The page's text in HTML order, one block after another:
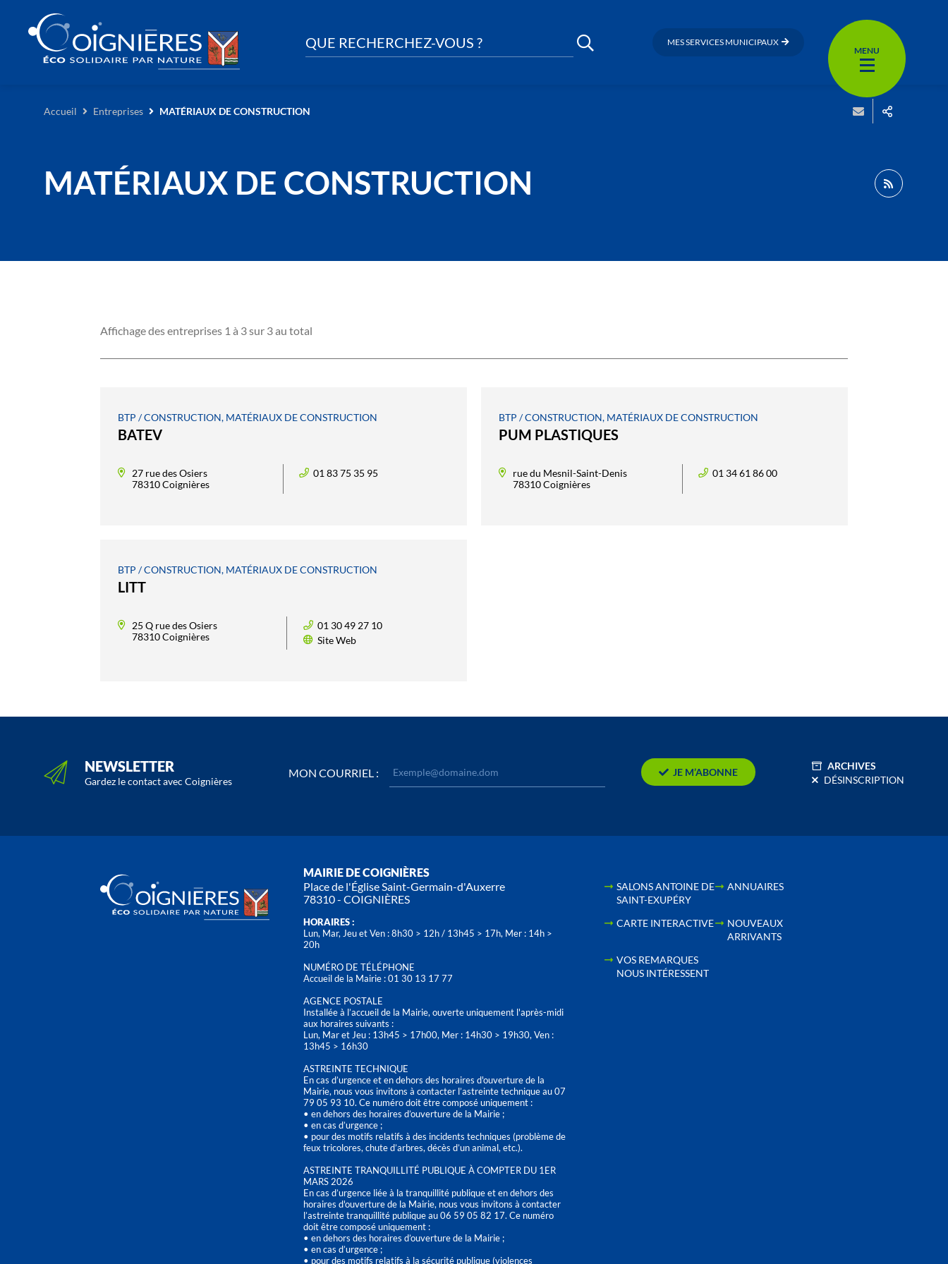
QUE RECHERCHEZ-VOUS ? MES SERVICES MUNICIPAUX
MENU
Accueil Entreprises MATÉRIAUX DE CONSTRUCTION
MATÉRIAUX DE CONSTRUCTION
Affichage des entreprises 1 à 3 sur 3 au total
BTP / CONSTRUCTION, MATÉRIAUX DE CONSTRUCTION
BATEV
27 rue des Osiers
78310 Coignières
01 83 75 35 95
BTP / CONSTRUCTION, MATÉRIAUX DE CONSTRUCTION
PUM PLASTIQUES
rue du Mesnil-Saint-Denis
78310 Coignières
01 34 61 86 00
BTP / CONSTRUCTION, MATÉRIAUX DE CONSTRUCTION
LITT
25 Q rue des Osiers
78310 Coignières
01 30 49 27 10
Site Web
NEWSLETTER
Gardez le contact avec Coignières
MON COURRIEL : JE M’ABONNE
ARCHIVES
DÉSINSCRIPTION
MAIRIE DE COIGNIÈRES
Place de l'Église Saint-Germain-d'Auxerre
78310 - COIGNIÈRES
HORAIRES :
Lun, Mar, Jeu et Ven : 8h30 > 12h / 13h45 > 17h, Mer : 14h >
20h
NUMÉRO DE TÉLÉPHONE
Accueil de la Mairie : 01 30 13 17 77
AGENCE POSTALE
Installée à l’accueil de la Mairie, ouverte uniquement l'après-midi
aux horaires suivants :
Lun, Mar et Jeu : 13h45 > 17h00, Mer : 14h30 > 19h30, Ven :
13h45 > 16h30
ASTREINTE TECHNIQUE
En cas d’urgence et en dehors des horaires d'ouverture de la
Mairie, nous vous invitons à contacter l’astreinte technique au 07
79 05 93 10. Ce numéro doit être composé uniquement :
• en dehors des horaires d’ouverture de la Mairie ;
• en cas d’urgence ;
• pour des motifs relatifs à des incidents techniques (problème de
feux tricolores, chute d’arbres, décès d’un animal, etc.).
ASTREINTE TRANQUILLITÉ PUBLIQUE À COMPTER DU 1ER
MARS 2026
En cas d’urgence liée à la tranquillité publique et en dehors des
horaires d'ouverture de la Mairie, nous vous invitons à contacter
l’astreinte tranquillité publique au 06 59 05 82 17. Ce numéro
doit être composé uniquement :
• en dehors des horaires d’ouverture de la Mairie ;
• en cas d’urgence ;
• pour des motifs relatifs à la sécurité publique (violences
SALONS ANTOINE DE
SAINT-EXUPÉRY
ANNUAIRES
CARTE INTERACTIVE
NOUVEAUX
ARRIVANTS
VOS REMARQUES
NOUS INTÉRESSENT